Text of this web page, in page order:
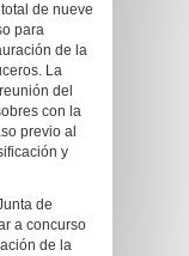
de nueve
para
de la
La
del
con la
previo al
y
de
a concurso
de la